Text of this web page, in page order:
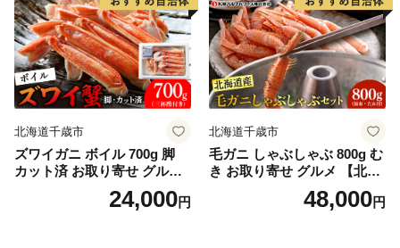
北海道千歳市
ズワイガニ ボイル 700g 脚
カット済 お取り寄せ グルメ
【北海道】【札幌バルナバフ
24,000円
北海道千歳市
毛ガニ しゃぶしゃぶ 800g む
き お取り寄せ グルメ 【北海
道】【札幌バルナバフーズ】
48,000円